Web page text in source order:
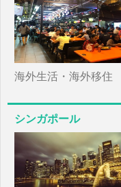
海外生活・海外移住
シンガポール